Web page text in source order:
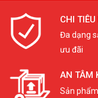
CHI
Đa dạng
ưu đãi
AN TÂM
Sản